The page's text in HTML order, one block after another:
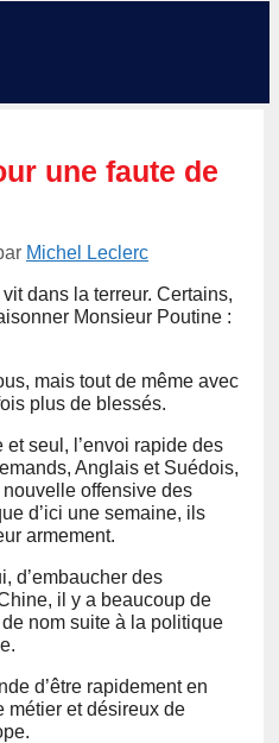
une faute de
Michel Leclerc
dans la terreur. Certains,
Monsieur Poutine :
mais tout de même avec
plus de blessés.
seul, l’envoi rapide des
Anglais et Suédois,
offensive des
d’ici une semaine, ils
armement.
d’embaucher des
il y a beaucoup de
nom suite à la politique
d’être rapidement en
métier et désireux de